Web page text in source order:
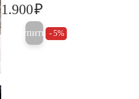
1.900₽
Купить 5%